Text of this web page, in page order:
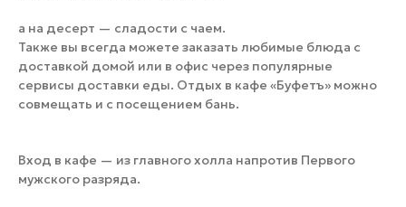
а на десерт — сладости с чаем.
Также вы всегда можете заказать любимые блюда с
доставкой домой или в офис через популярные
сервисы доставки еды. Отдых в кафе «Буфетъ» можно
совмещать и с посещением бань.
Вход в кафе — из главного холла напротив Первого
мужского разряда.